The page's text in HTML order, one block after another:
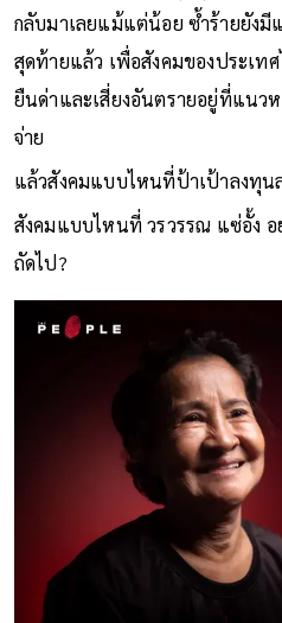
กลับมาเลยแม้แต่น้อย ซ้ำร้ายยัง
สุดท้ายแล้ว เพื่อสังคมของประเท
ยืนด่าและเสี่ยงอันตรายอยู่ที่แน
จ่าย
แล้วสังคมแบบไหนที่ป้าเป้าลงทุน
สังคมแบบไหนที่ วรวรรณ แซ่อั้ง
ถัดไป?